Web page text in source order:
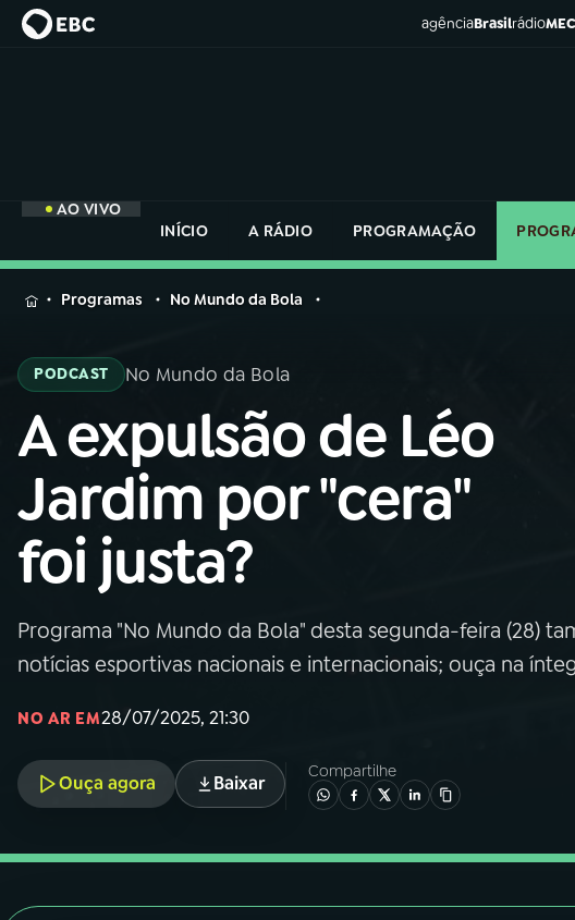
agênciaBrasilrádioMEC
AO VIVO
INÍCIO
A RÁDIO PROGRAMAÇÃO
MENU
Buscar
na
Rádio
Nacional
01INÍCIO
A RÁDIO
04PROGRAMAS
06VIDEOCASTS
na
Rádio
Programas No Mundo da Bola
PODCAST No Mundo da Bola
A expulsão de Léo
Jardim por "cera"
foi justa?
Programa "No Mundo da Bola" desta segunda-feira (28)
notícias esportivas nacionais e internacionais; ouça na
NO AR EM28/07/2025, 21:30
Ouça agora Baixar
Compartilhe